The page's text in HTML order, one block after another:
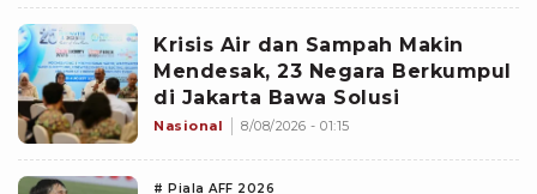
Krisis Air dan Sampah Makin
Mendesak, 23 Negara Berkumpul
di Jakarta Bawa Solusi
Nasional 8/08/2026 - 01:15
# Piala AFF 2026